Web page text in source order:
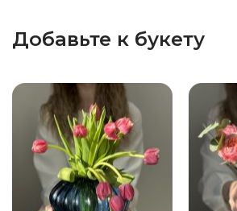
Добавьте к букету